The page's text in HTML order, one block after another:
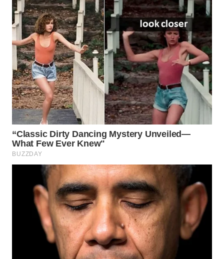
WN
CIREBON
WN
INDRAMAYU
WN
KUNINGAN
WN
MAJALENGKA
WN
SUKABUMI
PURWAKARTA